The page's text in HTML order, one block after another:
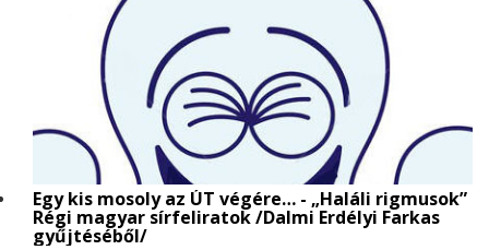
Egy kis mosoly az ÚT végére… - „Haláli rigmusok”
Régi magyar sírfeliratok /Dalmi Erdélyi Farkas
gyűjtéséből/